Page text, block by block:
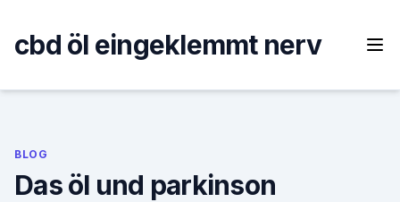
content
cbd öl eingeklemmt nerv
BLOG
Das öl und parkinson